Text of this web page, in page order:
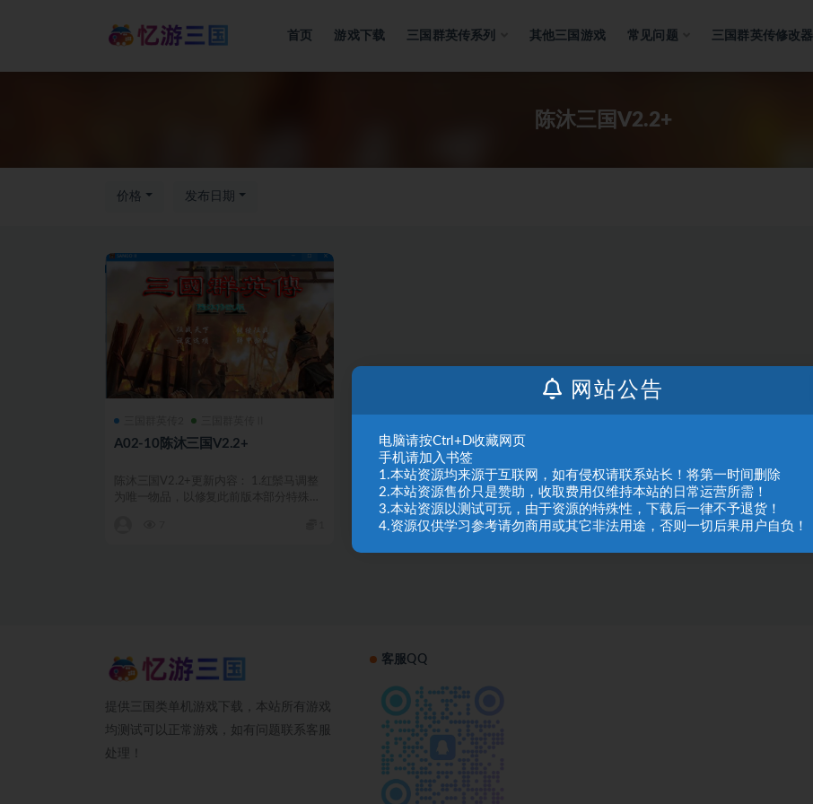
首页 游戏下载 三国群英传系列 其他三国游戏 常见问题 三国群英传修改器
陈沐三国V2.2+
价格 发布日期
A02-10陈沐三国V2.2+
陈沐三国V2.2+更新内容： 1.红鬃马调整
为唯一物品，以修复此前版本部分特殊马
提供三国类单机游戏下载，本站所有游戏
均测试可以正常游戏，如有问题联系客服
处理！
客服QQ
网站公告
电脑请按Ctrl+D收藏网页
手机请加入书签
1.本站资源均来源于互联网，如有侵权请联系站长！将第一时间删除
2.本站资源售价只是赞助，收取费用仅维持本站的日常运营所需！
3.本站资源以测试可玩，由于资源的特殊性，下载后一律不予退货！
4.资源仅供学习参考请勿商用或其它非法用途，否则一切后果用户自负！